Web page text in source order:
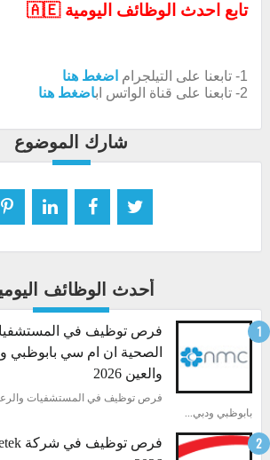
تابع احدث الوظائف اليومية 🇦🇪
1- تابعنا على التيلجرام
اضغط هنا
2- تابعنا على قناة الواتس اب
اضغط هنا
شارك الموضوع
أحدث الوظائف
فرص توظيف في
الصحية ان ام سي بابوظبي
والعين 2026
فرص توظيف في المستشفيات
بابوظبي ودبي...